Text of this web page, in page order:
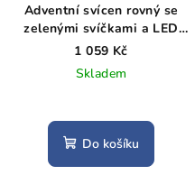
Adventní svícen rovný se
zelenými svíčkami a LED
světýlky
1 059 Kč
Skladem
Do košíku